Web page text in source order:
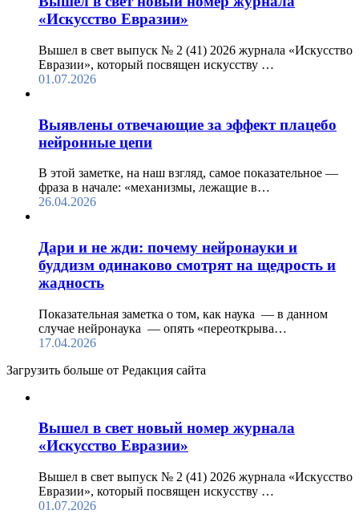
«Искусство Евразии»
Вышел в свет выпуск № 2 (41) 2026 журнала «Искусство
Евразии», который посвящен искусству …
01.07.2026
Выявлены отвечающие за эффект плацебо
нейронные цепи
В этой заметке, на наш взгляд, самое показательное —
фраза в начале: «механизмы, лежащие в…
26.04.2026
Дари и не жди: почему нейронауки и
буддизм одинаково смотрят на щедрость и
жадность
Показательная заметка о том, как наука — в данном
случае нейронаука — опять «переоткрыва…
17.04.2026
Загрузить больше от Редакция cайта
Вышел в свет новый номер журнала
«Искусство Евразии»
Вышел в свет выпуск № 2 (41) 2026 журнала «Искусство
Евразии», который посвящен искусству …
01.07.2026